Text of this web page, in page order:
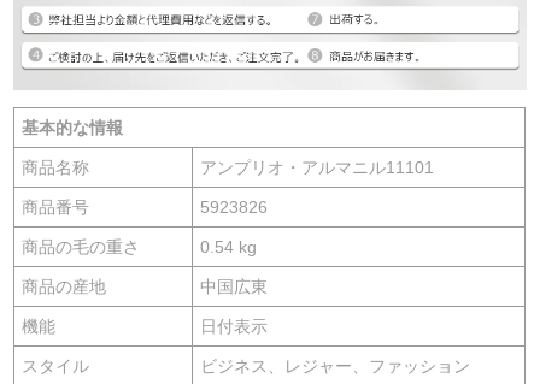
基本的な情報
商品名称 アンプリオ・アルマニル11101
商品番号 5923826
商品の毛の重さ 0.54 kg
商品の産地 中国広東
機能 日付表示
スタイル ビジネス、レジャー、ファッション